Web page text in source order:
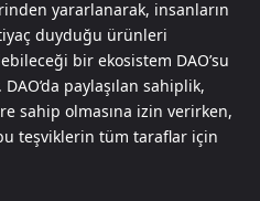
yararlanarak, insanların
duyduğu ürünleri
bir ekosistem DAO’su
paylaşılan sahiplik,
sahip olmasına izin verirken,
teşviklerin tüm taraflar için